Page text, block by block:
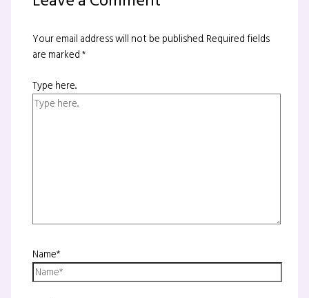
Your email address will not be published.Required fields
are marked*
Type here..
Name*